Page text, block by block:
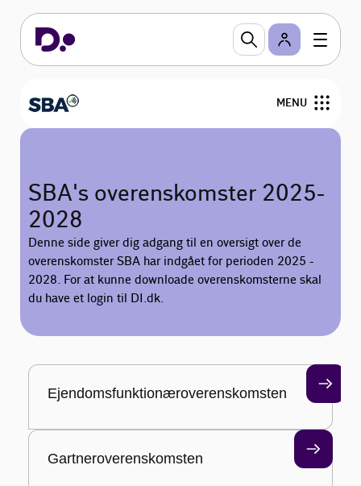
MENU
Arrangementer og netværk
Bliv medlem
Servicenormen
Nyheder og analyser
AI-Toolkit
SBA's overenskomster 2025-
2028
Denne side giver dig adgang til en oversigt over de
overenskomster SBA har indgået for perioden 2025 -
2028. For at kunne downloade overenskomsterne skal
du have et login til DI.dk.
Ejendomsfunktionæroverenskomsten
Gartneroverenskomsten